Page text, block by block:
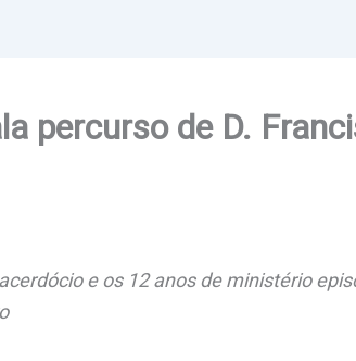
percurso de D.
e os 12 anos de ministério